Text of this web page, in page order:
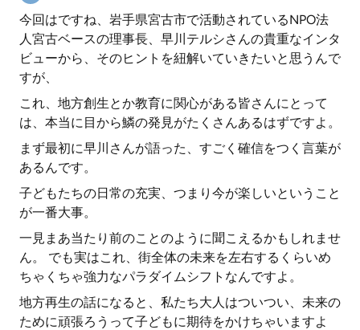
今回はですね、岩手県宮古市で活動されているNPO法
人宮古ベースの理事長、早川テルシさんの貴重なインタ
ビューから、そのヒントを紐解いていきたいと思うんで
すが、
これ、地方創生とか教育に関心がある皆さんにとって
は、本当に目から鱗の発見がたくさんあるはずですよ。
まず最初に早川さんが語った、すごく確信をつく言葉が
あるんです。
子どもたちの日常の充実、つまり今が楽しいということ
が一番大事。
一見まあ当たり前のことのように聞こえるかもしれませ
ん。 でも実はこれ、街全体の未来を左右するくらいめ
ちゃくちゃ強力なパラダイムシフトなんですよ。
地方再生の話になると、私たち大人はついつい、未来の
ために頑張ろうって子どもに期待をかけちゃいますよ